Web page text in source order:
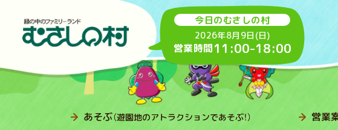
今日のむさしの村
2026年8月9日(日)
営業時間11:00-18:00
あそぶ（遊園地のアトラクションであそぶ！）
営業